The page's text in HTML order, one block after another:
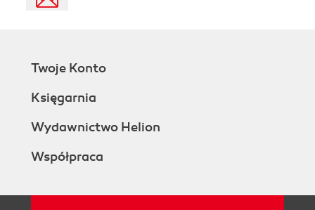
Twoje Konto
Księgarnia
Wydawnictwo Helion
Współpraca